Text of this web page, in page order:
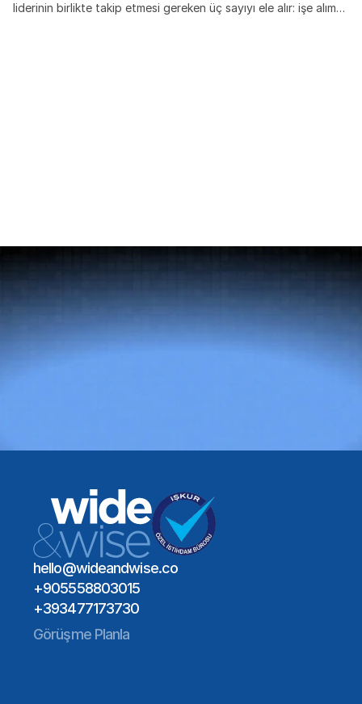
liderinin birlikte takip etmesi gereken üç sayıyı ele alır: işe alım
Doğru
Bir Toplantı Planlayın
hello@wideandwise.co
+905558803015
+393477173730
Görüşme Planla